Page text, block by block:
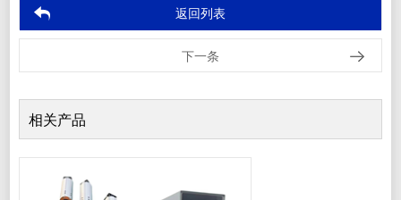
返回列表
下一条
相关产品